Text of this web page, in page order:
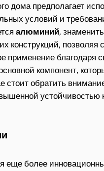
дома предполагает
условий и
алюминий,
конструкций, позволяя
применение благодаря
компонент,
стоит обратить
устойчивостью
еще более